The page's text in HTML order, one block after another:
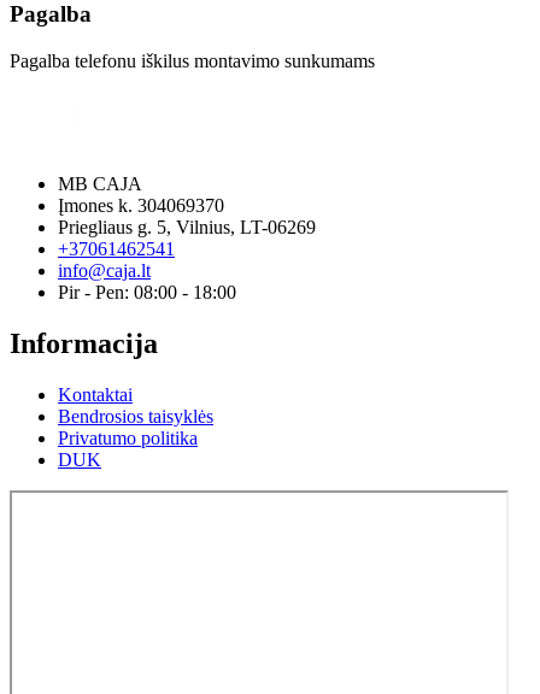
Pagalba
Pagalba telefonu iškilus montavimo sunkumams
MB CAJA
Įmones k. 304069370
Priegliaus g. 5, Vilnius, LT-06269
+37061462541
info@caja.lt
Pir - Pen: 08:00 - 18:00
Informacija
Kontaktai
Bendrosios taisyklės
Privatumo politika
DUK